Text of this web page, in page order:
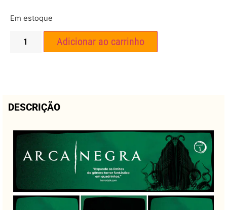
Em estoque
Adicionar ao carrinho
DESCRIÇÃO